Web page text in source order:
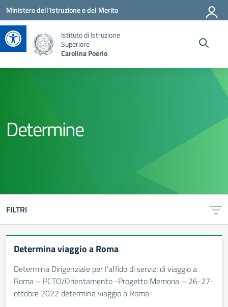
Apri la barra degli strumenti
Vai ai contenuti
Vai al menu di navigazione
Vai al footer
Ministero dell'Istruzione e del Merito
Istituto di Istruzione
Superiore
Carolina Poerio
Determine
FILTRI
Determina viaggio a Roma
Determina Dirigenziale per l’affido di servizi di viaggio a
Roma – PCTO/Orientamento -Progetto Memoria – 26-27-
ottobre 2022 determina viaggio a Roma